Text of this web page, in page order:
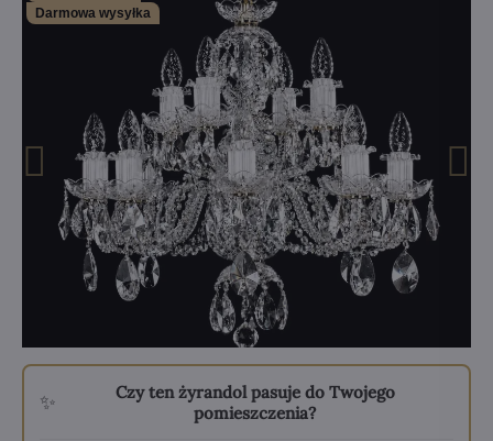
Darmowa wysyłka
✨
Czy ten żyrandol pasuje do Twojego
pomieszczenia?